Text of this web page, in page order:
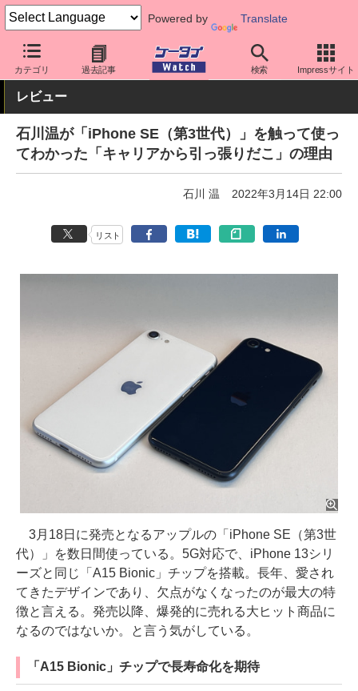
Powered by Translate
カテゴリ 過去記事 検索 Impressサイト
ケータイ Watch OS iPhone (iOS) iPhone本体
レビュー
石川温が「iPhone SE（第3世代）」を触って使っ
てわかった「キャリアから引っ張りだこ」の理由
石川 温 2022年3月14日 22:00
リスト
3月18日に発売となるアップルの「iPhone SE（第3世
代）」を数日間使っている。5G対応で、iPhone 13シリ
ーズと同じ「A15 Bionic」チップを搭載。長年、愛され
てきたデザインであり、欠点がなくなったのが最大の特
徴と言える。発売以降、爆発的に売れる大ヒット商品に
なるのではないか。と言う気がしている。
「A15 Bionic」チップで長寿命化を期待